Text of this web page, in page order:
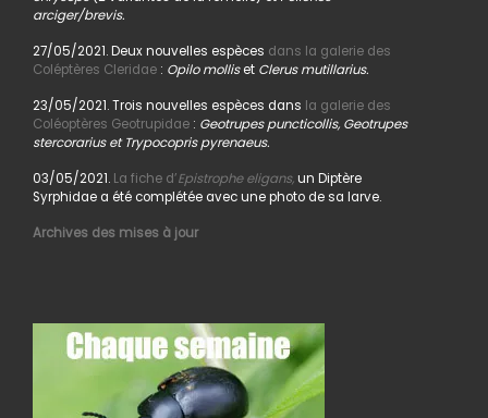
arciger/brevis.
27/05/2021. Deux nouvelles espèces dans la galerie des
Coléptères Cleridae: Opilo molliset Clerus mutillarius.
23/05/2021. Trois nouvelles espèces dans la galerie des
Coléoptères Geotrupidae: Geotrupes puncticollis, Geotrupes
stercorarius et Trypocopris pyrenaeus.
03/05/2021. La fiche d’Epistrophe eligans,un Diptère
Syrphidae a été complétée avec une photo de sa larve.
Archives des mises à jour